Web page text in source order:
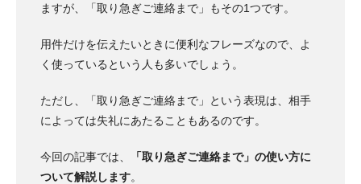
ますが、「取り急ぎご連絡まで」もその1つです。
用件だけを伝えたいときに便利なフレーズなので、よ
く使っているという人も多いでしょう。
ただし、「取り急ぎご連絡まで」という表現は、相手
によっては失礼にあたることもあるのです。
今回の記事では、
「取り急ぎご連絡まで」の使い方に
ついて解説します。